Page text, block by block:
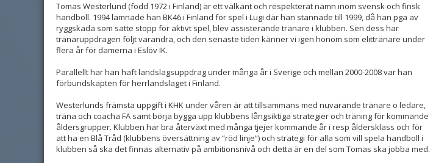
Tomas Westerlund (född 1972 i Finland) är ett välkänt och respekterat namn inom svensk och finsk
handboll. 1994 lämnade han BK46 i Finland för spel i Lugi där han stannade till 1999, då han pga av
ryggskada som satte stopp för aktivt spel, blev assisterande tränare i klubben. Sen dess har
tränaruppdragen följt varandra, och den senaste tiden känner vi igen honom som elittränare under
flera år för damerna i Eslöv IK.
Parallellt har han haft landslagsuppdrag under många år i Sverige och mellan 2000-2008 var han
förbundskapten för herrlandslaget i Finland.
Westerlunds främsta uppgift i KHK under våren är att tillsammans med nuvarande tränare o ledare,
träna och coacha FA samt börja bygga upp klubbens långsiktiga strategier och träning för kommande
åldersgrupper. Klubben har bra återväxt med många tjejer kommande år i resp åldersklass och för
att ha en Blå Tråd (klubbens översättning av ”röd linje”) och strategi för alla som vill spela handboll i
klubben så ska det finnas alternativ på ambitionsnivå och detta är en del som Tomas ska jobba med.